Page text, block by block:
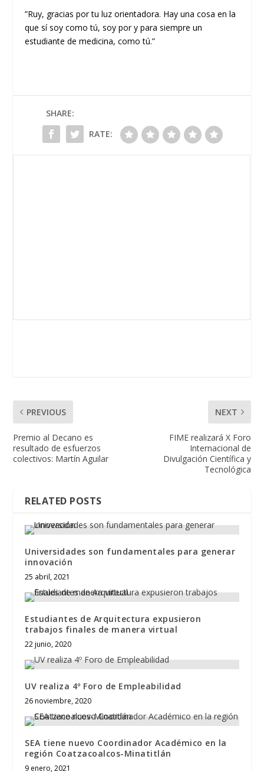
”Ruy, gracias por tu luz orientadora. Hay una cosa en la
que sísoy como tú, soy por y para siempre un
estudiante de medicina, como tú.”
SHARE:
RATE:
PREVIOUS
Premio al Decano es
resultado de esfuerzos
colectivos: Martín Aguilar
NEXT
FIME realizará X Foro
Internacional de
Divulgación Científica y
Tecnológica
RELATED POSTS
Universidades son fundamentales para generar
innovación
25 abril, 2021
Estudiantes de Arquitectura expusieron
trabajos finales de manera virtual
22 junio, 2020
UV realiza 4º Foro de Empleabilidad
26 noviembre, 2020
SEA tiene nuevo Coordinador Académico en la
región Coatzacoalcos-Minatitlán
9 enero, 2021